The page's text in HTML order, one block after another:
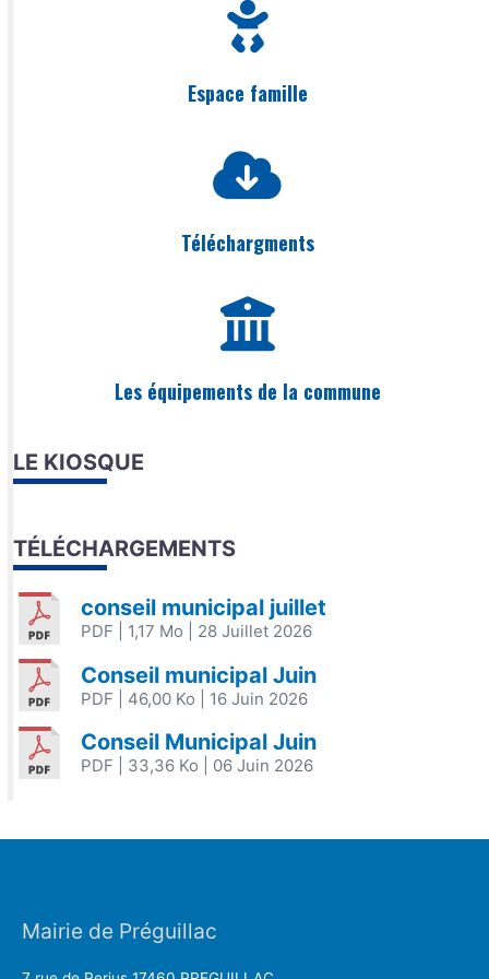
Espace famille
Téléchargments
Les équipements de la commune
LE KIOSQUE
TÉLÉCHARGEMENTS
conseil municipal juillet
PDF | 1,17 Mo | 28 Juillet 2026
Conseil municipal Juin
PDF | 46,00 Ko | 16 Juin 2026
Conseil Municipal Juin
PDF | 33,36 Ko | 06 Juin 2026
Mairie de Préguillac